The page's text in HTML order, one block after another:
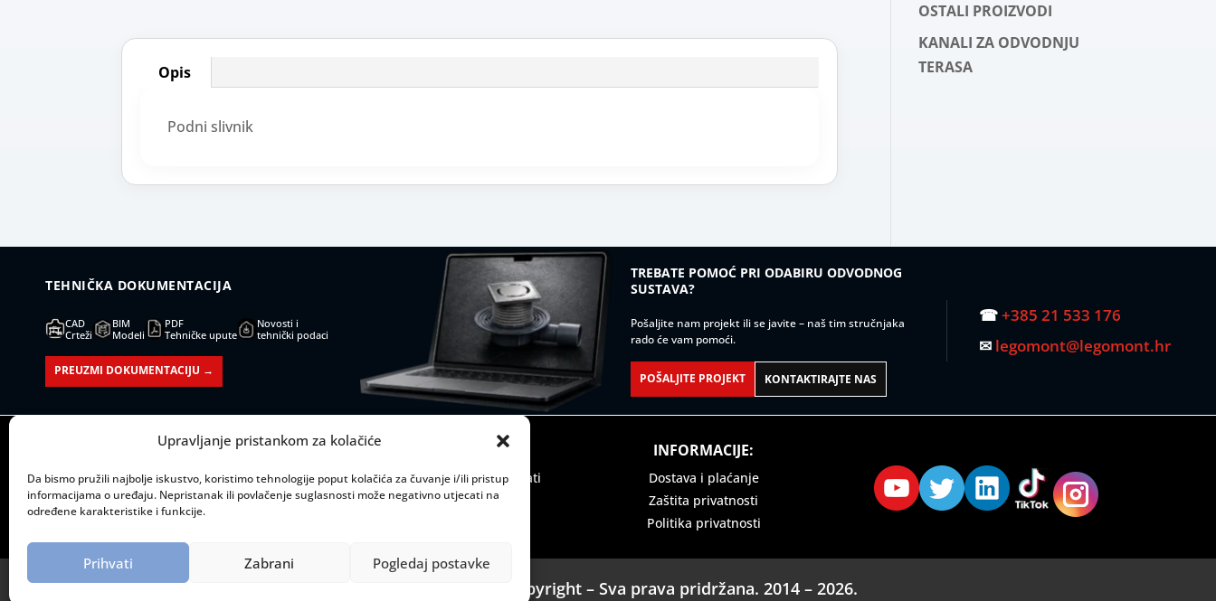
Upravljanje pristankom za kolačiće
Da bismo pružili najbolje iskustvo, koristimo tehnologije poput kolačića za čuvanje i/ili pristup
informacijama o uređaju. Nepristanak ili povlačenje suglasnosti može negativno utjecati na
određene karakteristike i funkcije.
Prihvati Zabrani Pogledaj postavke
Opis
Podni slivnik
OSTALI PROIZVODI
KANALI ZA ODVODNJU
TERASA
TEHNIČKA DOKUMENTACIJA
CAD
Crteži
BIM
Modeli
PDF
Tehničke upute
Novosti i
tehnički podaci
PREUZMI DOKUMENTACIJU →
TREBATE POMOĆ PRI ODABIRU ODVODNOG
SUSTAVA?
Pošaljite nam projekt ili se javite – naš tim stručnjaka
rado će vam pomoći.
POŠALJITE PROJEKT KONTAKTIRAJTE NAS
☎+385 21 533 176
✉ legomont@legomont.hr
SJEDIŠTE:
Mažuranićevo šetalište 53
21000 Split
RADNO VRIJEME:
Ponedjeljak – petak: 08:00 do 15:00 sati
INFORMACIJE:
Dostava i plaćanje
Zaštita privatnosti
Politika privatnosti
Legomont © Copyright – Sva prava pridržana. 2014 – 2026.